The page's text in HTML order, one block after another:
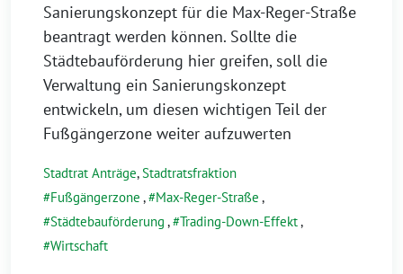
Sanierungskonzept für die Max-Reger-Straße
beantragt werden können. Sollte die
Städtebauförderung hier greifen, soll die
Verwaltung ein Sanierungskonzept
entwickeln, um diesen wichtigen Teil der
Fußgängerzone weiter aufzuwerten
Stadtrat Anträge,Stadtratsfraktion
Fußgängerzone , Max-Reger-Straße ,
Städtebauförderung , Trading-Down-Effekt,
Wirtschaft